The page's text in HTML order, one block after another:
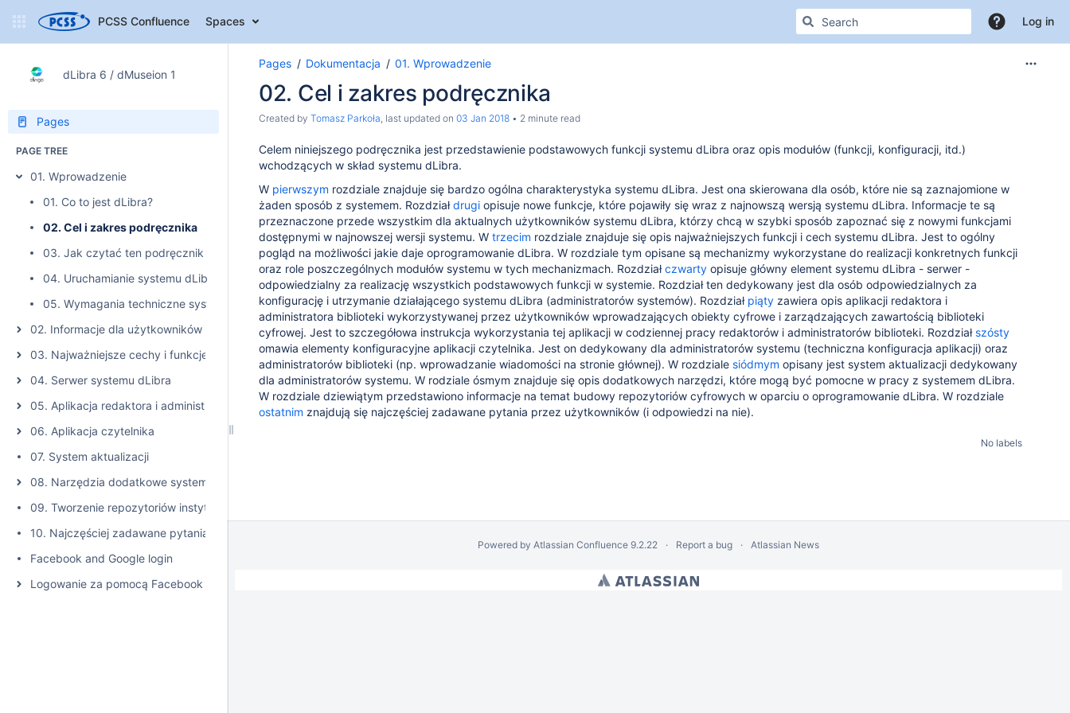
PCSS Confluence Spaces Log in
dLibra 6 / dMuseion 1
Pages
PAGE TREE
01. Wprowadzenie
01. Co to jest dLibra?
02. Cel i zakres podręcznika
03. Jak czytać ten podręcznik
04. Uruchamianie systemu dLibra
05. Wymagania techniczne systemu dLibra
02. Informacje dla użytkowników poprzedniej wersji systemu
03. Najważniejsze cechy i funkcje systemu dLibra
04. Serwer systemu dLibra
05. Aplikacja redaktora i administratora
06. Aplikacja czytelnika
07. System aktualizacji
08. Narzędzia dodatkowe systemu dLibra
09. Tworzenie repozytoriów instytucjonalnych w oparciu o system dLibra
10. Najczęściej zadawane pytania
Facebook and Google login
Logowanie za pomocą Facebook oraz Google
Pages Dokumentacja 01. Wprowadzenie
02. Cel i zakres podręcznika
Created by Tomasz Parkoła, last updated on 03 Jan 2018 2 minute read
Celem niniejszego podręcznika jest przedstawienie podstawowych funkcji systemu dLibra oraz opis modułów (funkcji, konfiguracji, itd.)
wchodzących w skład systemu dLibra.
W pierwszym rozdziale znajduje się bardzo ogólna charakterystyka systemu dLibra. Jest ona skierowana dla osób, które nie są zaznajomione w
żaden sposób z systemem. Rozdziałdrugi opisuje nowe funkcje, które pojawiły się wraz z najnowszą wersją systemu dLibra. Informacje te są
przeznaczone przede wszystkim dla aktualnych użytkowników systemu dLibra, którzy chcą w szybki sposób zapoznać się z nowymi funkcjami
dostępnymi w najnowszej wersji systemu. W trzecim rozdziale znajduje się opis najważniejszych funkcji i cech systemu dLibra. Jest to ogólny
pogląd na możliwości jakie daje oprogramowanie dLibra. W rozdziale tym opisane są mechanizmy wykorzystane do realizacji konkretnych funkcji
oraz role poszczególnych modułów systemu w tych mechanizmach. Rozdziałczwarty opisuje główny element systemu dLibra - serwer -
odpowiedzialny za realizację wszystkich podstawowych funkcji w systemie. Rozdział ten dedykowany jest dla osób odpowiedzialnych za
konfigurację i utrzymanie działającego systemu dLibra (administratorów systemów). Rozdział piąty zawiera opis aplikacji redaktora i
administratora biblioteki wykorzystywanej przez użytkowników wprowadzających obiekty cyfrowe i zarządzających zawartością biblioteki
cyfrowej. Jest to szczegółowa instrukcja wykorzystania tej aplikacji w codziennej pracy redaktorów i administratorów biblioteki. Rozdział szósty
omawia elementy konfiguracyjne aplikacji czytelnika. Jest on dedykowany dla administratorów systemu (techniczna konfiguracja aplikacji) oraz
administratorów biblioteki (np. wprowadzanie wiadomości na stronie głównej). W rozdziale siódmym opisany jest system aktualizacji dedykowany
dla administratorów systemu. W rodziale ósmym znajduje się opis dodatkowych narzędzi, które mogą być pomocne w pracy z systemem dLibra.
W rozdziale dziewiątym przedstawiono informacje na temat budowy repozytoriów cyfrowych w oparciu o oprogramowanie dLibra. W rozdziale
ostatnim znajdują się najczęściej zadawane pytania przez użytkowników (i odpowiedzi na nie).
No labels
Powered by Atlassian Confluence 9.2.22 Report a bug Atlassian News